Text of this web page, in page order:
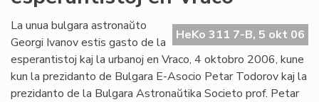
HeKo 311 7-B, 5 okt 06
La unua bulgara astronaŭto
Georgi Ivanov estis gasto de la
esperantistoj kaj la urbanoj en Vraco, 4 oktobro 2006, kune
kun la prezidanto de Bulgara E-Asocio Petar Todorov kaj la
prezidanto de la Bulgara Astronaŭtika Societo prof. Petar